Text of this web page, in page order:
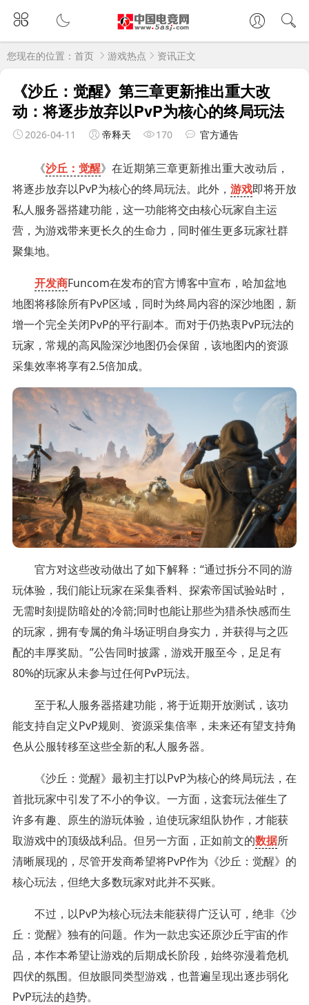
您现在的位置： 首页 游戏热点 资讯正文
《沙丘：觉醒》第三章更新推出重大改
动：将逐步放弃以PvP为核心的终局玩法
2026-04-11 帝释天 170 官方通告
《沙丘：觉醒》在近期第三章更新推出重大改动后，
将逐步放弃以PvP为核心的终局玩法。此外， 游戏即将开放
私人服务器搭建功能，这一功能将交由核心玩家自主运
营，为游戏带来更长久的生命力，同时催生更多玩家社群
聚集地。
开发商Funcom在发布的官方博客中宣布，哈加盆地
地图将移除所有PvP区域，同时为终局内容的深沙地图，新
增一个完全关闭PvP的平行副本。而对于仍热衷PvP玩法的
玩家，常规的高风险深沙地图仍会保留，该地图内的资源
采集效率将享有2.5倍加成。
官方对这些改动做出了如下解释：“通过拆分不同的游
玩体验，我们能让玩家在采集香料、探索帝国试验站时，
无需时刻提防暗处的冷箭;同时也能让那些为猎杀快感而生
的玩家，拥有专属的角斗场证明自身实力，并获得与之匹
配的丰厚奖励。”公告同时披露，游戏开服至今，足足有
80%的玩家从未参与过任何PvP玩法。
至于私人服务器搭建功能，将于近期开放测试，该功
能支持自定义PvP规则、资源采集倍率，未来还有望支持角
色从公服转移至这些全新的私人服务器。
《沙丘：觉醒》最初主打以PvP为核心的终局玩法，在
首批玩家中引发了不小的争议。一方面，这套玩法催生了
许多有趣、原生的游玩体验，迫使玩家组队协作，才能获
取游戏中的顶级战利品。但另一方面，正如前文的数据所
清晰展现的，尽管开发商希望将PvP作为《沙丘：觉醒》的
核心玩法，但绝大多数玩家对此并不买账。
不过，以PvP为核心玩法未能获得广泛认可，绝非《沙
丘：觉醒》独有的问题。作为一款忠实还原沙丘宇宙的作
品，本作本希望让游戏的后期成长阶段，始终弥漫着危机
四伏的氛围。但放眼同类型游戏，也普遍呈现出逐步弱化
PvP玩法的趋势。